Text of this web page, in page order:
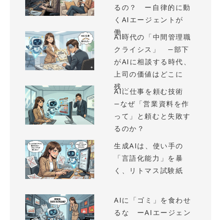
るの？ ー自律的に動
くAIエージェントが
働...
AI時代の「中間管理職
クライシス」 —部下
がAIに相談する時代、
上司の価値はどこに
残...
AIに仕事を頼む技術
—なぜ「営業資料を作
って」と頼むと失敗す
るのか？
生成AIは、使い手の
「言語化能力」を暴
く、リトマス試験紙
AIに「ゴミ」を食わせ
るな ーAIエージェン